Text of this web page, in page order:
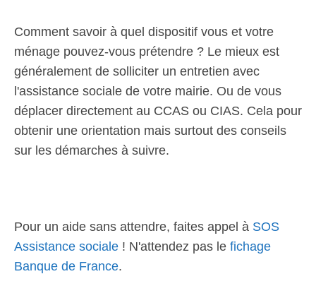
Comment savoir à quel dispositif vous et votre
ménage pouvez-vous prétendre ? Le mieux est
généralement de solliciter un entretien avec
l'assistance sociale de votre mairie. Ou de vous
déplacer directement au CCAS ou CIAS. Cela pour
obtenir une orientation mais surtout des conseils
sur les démarches à suivre.
Pour un aide sans attendre, faites appel à SOS
Assistance sociale ! N'attendez pas le fichage
Banque de France.